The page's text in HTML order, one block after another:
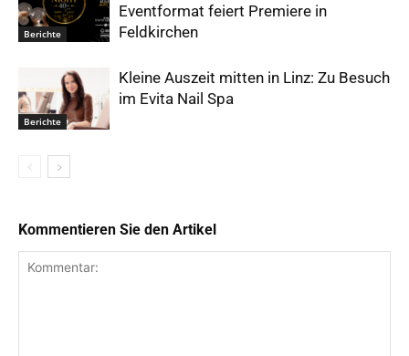
Berichte
Eventformat feiert Premiere in
Feldkirchen
Berichte
Kleine Auszeit mitten in Linz: Zu Besuch
im Evita Nail Spa
Kommentieren Sie den Artikel